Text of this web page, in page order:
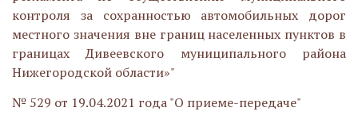
контроля за сохранностью автомобильных дорог
местного значения вне границ населенных пунктов в
границах Дивеевского муниципального района
Нижегородской области»"
№ 529 от 19.04.2021 года "О приеме-передаче"